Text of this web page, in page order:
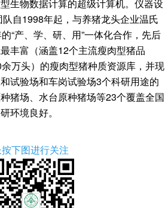
生物数据计算的超级计算机。仪器设
自1998年起，与养猪龙头企业温氏
“产、学、研、用”一体化合作，先后
丰富（涵盖12个主流瘦肉型猪品
万头）的瘦肉型猪种质资源库，并现
试验场和车岗试验场3个科研用途的
猪场、水台原种猪场等23个覆盖全国
环境良好。
下图进行关注